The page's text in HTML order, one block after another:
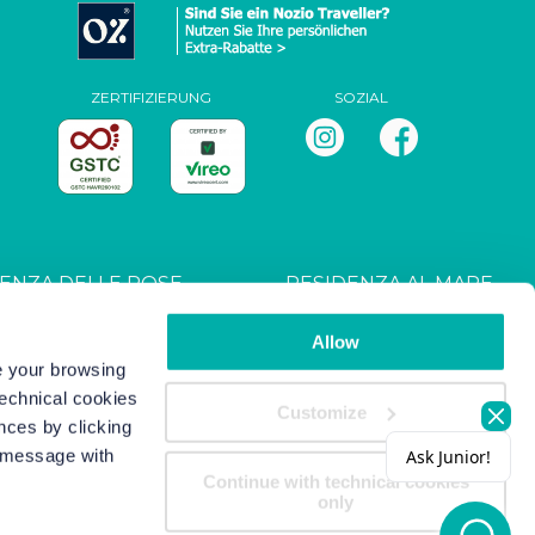
your browsing
cookies
by clicking
with
Allow
Customize
Continue with technical cookies
only
ZERTIFIZIERUNG SOZIAL
DELLE ROSE
RESIDENZA AL MARE
CIN: IT027044B4RRZ3HM9E
-Copyright/IP Policy